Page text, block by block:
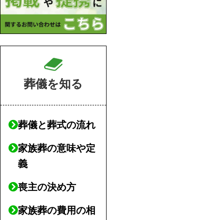
葬儀を知る
葬儀と葬式の流れ
家族葬の意味や定
義
喪主の決め方
家族葬の費用の相